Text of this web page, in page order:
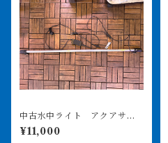
中古水中ライト アクアサン
¥11,000